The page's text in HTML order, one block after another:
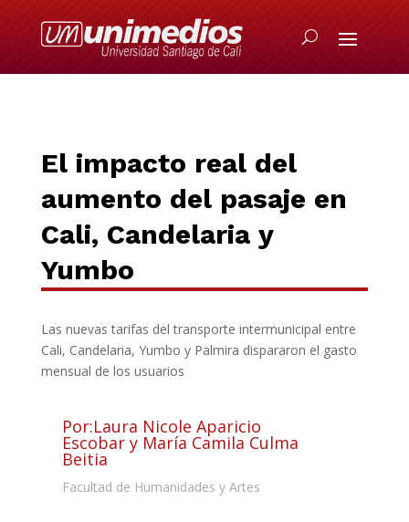
El impacto real del
aumento del pasaje en
Cali, Candelaria y
Yumbo
Las nuevas tarifas del transporte intermunicipal entre
Cali, Candelaria, Yumbo y Palmira dispararon el gasto
mensual de los usuarios
Por:Laura Nicole Aparicio
Escobar y María Camila Culma
Beitia
Facultad de Humanidades y Artes